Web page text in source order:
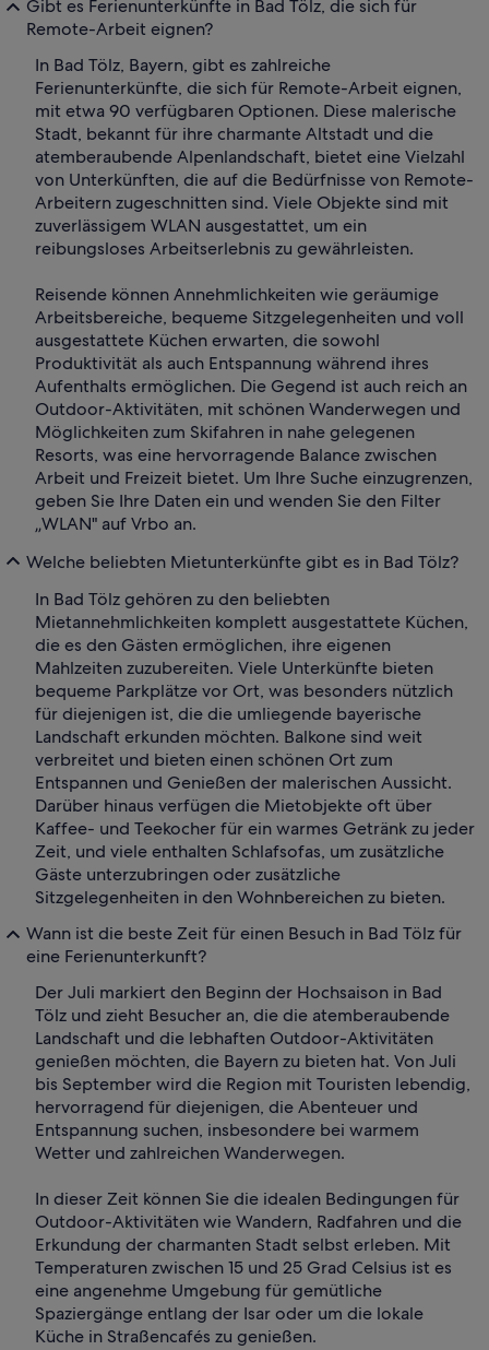
Gibt es Ferienunterkünfte in Bad Tölz, die sich für
Remote-Arbeit eignen?
In Bad Tölz, Bayern, gibt es zahlreiche
Ferienunterkünfte, die sich für Remote-Arbeit eignen,
mit etwa 90 verfügbaren Optionen. Diese malerische
Stadt, bekannt für ihre charmante Altstadt und die
atemberaubende Alpenlandschaft, bietet eine Vielzahl
von Unterkünften, die auf die Bedürfnisse von Remote-
Arbeitern zugeschnitten sind. Viele Objekte sind mit
zuverlässigem WLAN ausgestattet, um ein
reibungsloses Arbeitserlebnis zu gewährleisten.
Reisende können Annehmlichkeiten wie geräumige
Arbeitsbereiche, bequeme Sitzgelegenheiten und voll
ausgestattete Küchen erwarten, die sowohl
Produktivität als auch Entspannung während ihres
Aufenthalts ermöglichen. Die Gegend ist auch reich an
Outdoor-Aktivitäten, mit schönen Wanderwegen und
Möglichkeiten zum Skifahren in nahe gelegenen
Resorts, was eine hervorragende Balance zwischen
Arbeit und Freizeit bietet. Um Ihre Suche einzugrenzen,
geben Sie Ihre Daten ein und wenden Sie den Filter
„WLAN" auf Vrbo an.
Welche beliebten Mietunterkünfte gibt es in Bad Tölz?
In Bad Tölz gehören zu den beliebten
Mietannehmlichkeiten komplett ausgestattete Küchen,
die es den Gästen ermöglichen, ihre eigenen
Mahlzeiten zuzubereiten. Viele Unterkünfte bieten
bequeme Parkplätze vor Ort, was besonders nützlich
für diejenigen ist, die die umliegende bayerische
Landschaft erkunden möchten. Balkone sind weit
verbreitet und bieten einen schönen Ort zum
Entspannen und Genießen der malerischen Aussicht.
Darüber hinaus verfügen die Mietobjekte oft über
Kaffee- und Teekocher für ein warmes Getränk zu jeder
Zeit, und viele enthalten Schlafsofas, um zusätzliche
Gäste unterzubringen oder zusätzliche
Sitzgelegenheiten in den Wohnbereichen zu bieten.
Wann ist die beste Zeit für einen Besuch in Bad Tölz für
eine Ferienunterkunft?
Der Juli markiert den Beginn der Hochsaison in Bad
Tölz und zieht Besucher an, die die atemberaubende
Landschaft und die lebhaften Outdoor-Aktivitäten
genießen möchten, die Bayern zu bieten hat. Von Juli
bis September wird die Region mit Touristen lebendig,
hervorragend für diejenigen, die Abenteuer und
Entspannung suchen, insbesondere bei warmem
Wetter und zahlreichen Wanderwegen.
In dieser Zeit können Sie die idealen Bedingungen für
Outdoor-Aktivitäten wie Wandern, Radfahren und die
Erkundung der charmanten Stadt selbst erleben. Mit
Temperaturen zwischen 15 und 25 Grad Celsius ist es
eine angenehme Umgebung für gemütliche
Spaziergänge entlang der Isar oder um die lokale
Küche in Straßencafés zu genießen.